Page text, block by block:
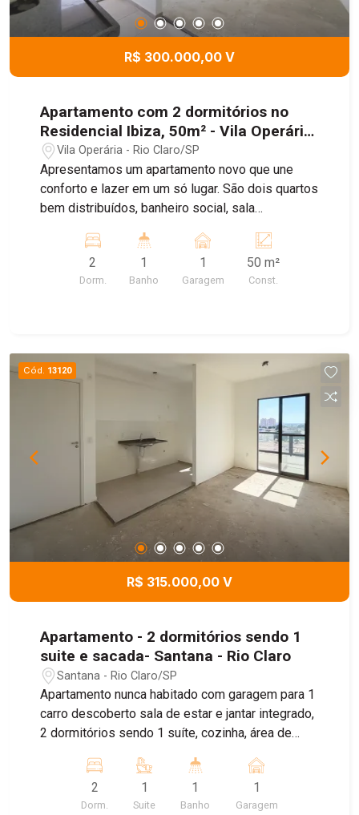
excelente escolha para quem deseja morar com
praticidade ou investir em um imóvel com ótimo
este apartamento de perto.
R$ 300.000,00 V
Apartamento com 2 dormitórios no
Residencial Ibiza, 50m² - Vila Operária,
Rio Claro/SP
Vila Operária - Rio Claro/SP
Apresentamos um apartamento novo que une
conforto e lazer em um só lugar. São dois quartos
bem distribuídos, banheiro social, sala
carro. O imóvel conta ainda com depósito e
sacada, além de pisos já instalados nas áreas
molhadas, permitindo que você personalize os
relaxamento, churrasqueira para reunir amigos e
família, espaço pets, salão de festas, playground
e muito mais. Um verdadeiro convite para viver
conhecer e se encantar com seu futuro lar!
2
Dorm.
1
Banho
1
Garagem
50 m²
Const.
Cód. 13120
R$ 315.000,00 V
Apartamento - 2 dormitórios sendo 1
suite e sacada- Santana - Rio Claro
Santana - Rio Claro/SP
Apartamento nunca habitado com garagem para 1
carro descoberto sala de estar e jantar integrado,
2 dormitórios sendo 1 suíte, cozinha, área de
sacada. Sol da Manha
2
Dorm.
1
Suite
1
Banho
1
Garagem